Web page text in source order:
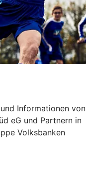
Informationen von
eG und Partnern in
Volksbanken